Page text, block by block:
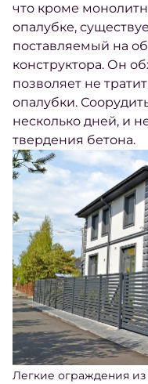
что кроме
опалубке,
поставляемый на
конструктора. Он
позволяет не
опалубки.
несколько дней, и
твердения бетона.
Легкие ограждения из